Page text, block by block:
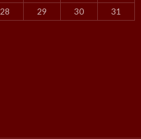
28 29 30
31